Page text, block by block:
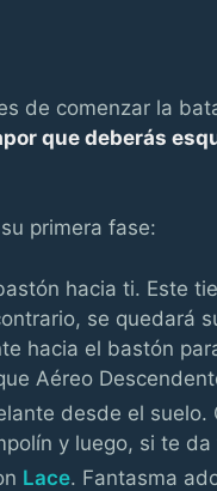
de comenzar la
que deberás
primera fase:
hacia ti. Este
se quedará
hacia el bastón
Aéreo
desde el suelo.
y luego, si te
Lace. Fantasma